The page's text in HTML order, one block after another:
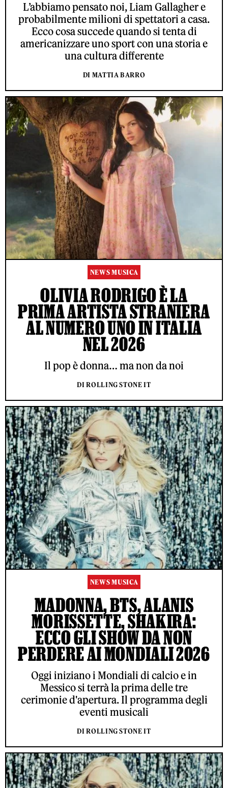
L’abbiamo pensato noi, Liam Gallagher e
probabilmente milioni di spettatori a casa.
Ecco cosa succede quando si tenta di
americanizzare uno sport con una storia e
una cultura differente
DI MATTIA BARRO
NEWS MUSICA
OLIVIA RODRIGO È LA
PRIMA ARTISTA STRANIERA
AL NUMERO UNO IN ITALIA
NEL 2026
Il pop è donna… ma non da noi
DI ROLLING STONE IT
NEWS MUSICA
MADONNA, BTS, ALANIS
MORISSETTE, SHAKIRA:
ECCO GLI SHOW DA NON
PERDERE AI MONDIALI 2026
Oggi iniziano i Mondiali di calcio e in
Messico si terrà la prima delle tre
cerimonie d'apertura. Il programma degli
eventi musicali
DI ROLLING STONE IT